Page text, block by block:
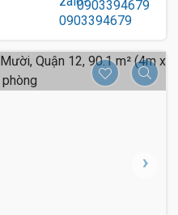
0903394679